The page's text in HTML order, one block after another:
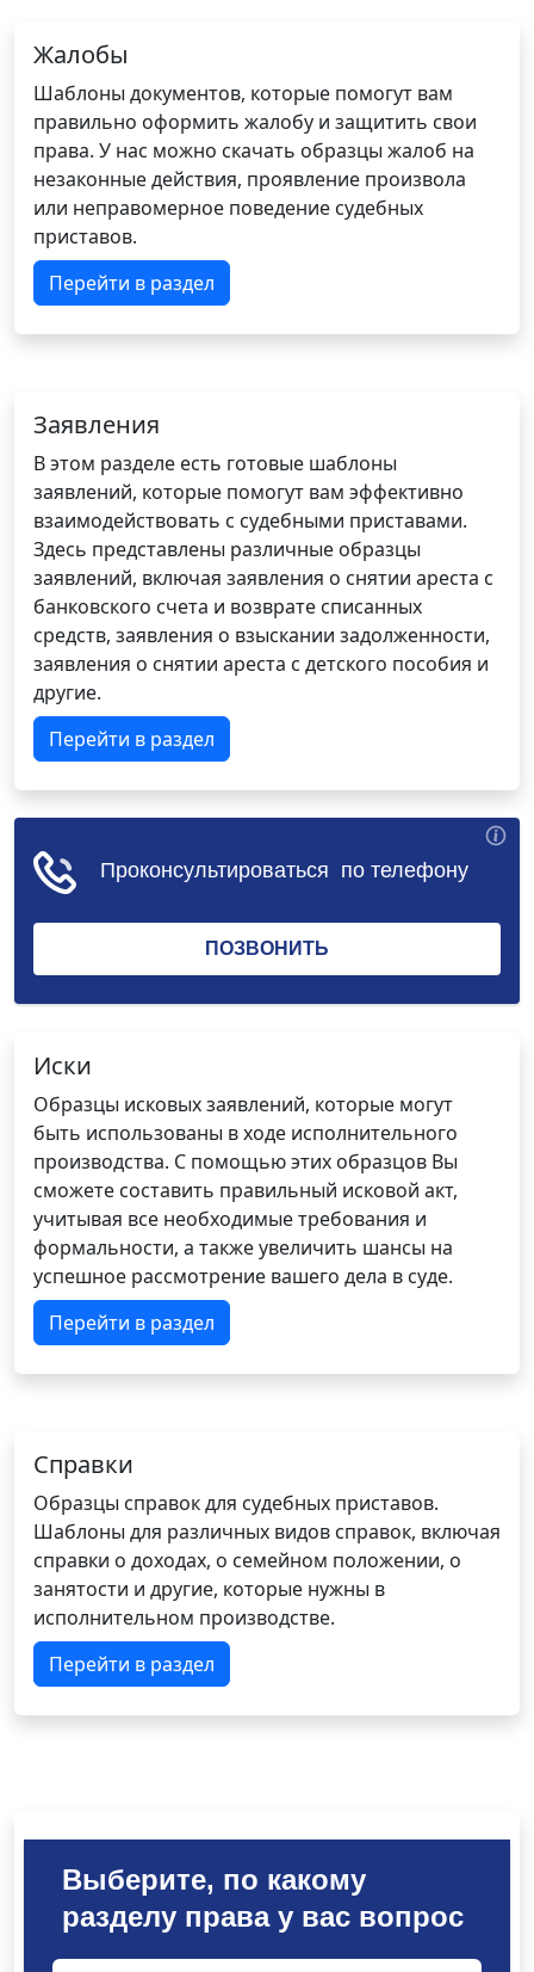
Жалобы
Шаблоны документов, которые помогут вам
правильно оформить жалобу и защитить свои
права. У нас можно скачать образцы жалоб на
незаконные действия, проявление произвола
или неправомерное поведение судебных
приставов.
Перейти в раздел
Заявления
В этом разделе есть готовые шаблоны
заявлений, которые помогут вам эффективно
взаимодействовать с судебными приставами.
Здесь представлены различные образцы
заявлений, включая заявления о снятии ареста с
банковского счета и возврате списанных
средств, заявления о взыскании задолженности,
заявления о снятии ареста с детского пособия и
другие.
Перейти в раздел
Иски
Образцы исковых заявлений, которые могут
быть использованы в ходе исполнительного
производства. С помощью этих образцов Вы
сможете составить правильный исковой акт,
учитывая все необходимые требования и
формальности, а также увеличить шансы на
успешное рассмотрение вашего дела в суде.
Перейти в раздел
Справки
Образцы справок для судебных приставов.
Шаблоны для различных видов справок, включая
справки о доходах, о семейном положении, о
занятости и другие, которые нужны в
исполнительном производстве.
Перейти в раздел